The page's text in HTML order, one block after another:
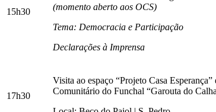
15h30
(momento aberto aos OCS)
Tema: Democracia e Participação
Declarações à Imprensa
17h30
Visita ao espaço “Projeto Casa
Comunitário do Funchal “Garouta do